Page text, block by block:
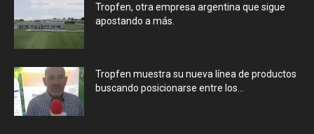
Tropfen, otra empresa argentina que sigue
apostando a más.
Tropfen muestra su nueva línea de productos
buscando posicionarse entre los...